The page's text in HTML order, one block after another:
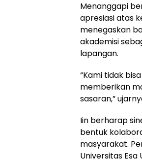
Menanggapi
apresiasi atas
menegaskan
akademisi
lapangan.
“Kami tidak
memberikan
sasaran,”
Iin berharap
bentuk
masyarakat.
Universitas